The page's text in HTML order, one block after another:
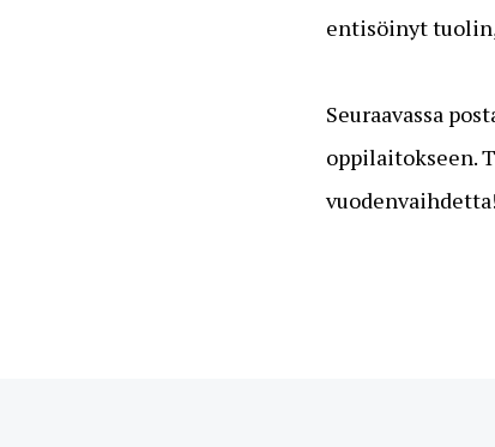
entisöinyt
Seuraavassa
oppilaitokseen.